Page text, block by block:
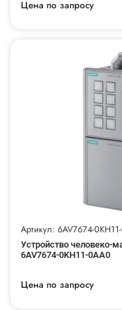
Цена по запросу
Артикул: 6AV7674-
Устройство человеко-
6AV7674-0KH11-0AA0
Цена по запросу